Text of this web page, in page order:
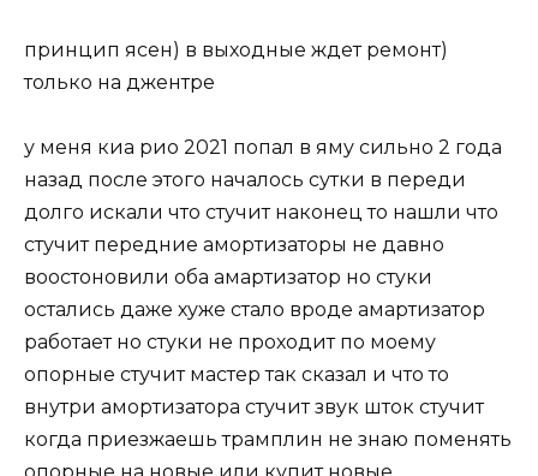
принцип ясен) в выходные ждет ремонт)
только на джентре
у меня киа рио 2021 попал в яму сильно 2 года
назад после этого началось сутки в переди
долго искали что стучит наконец то нашли что
стучит передние амортизаторы не давно
воостоновили оба амартизатор но стуки
остались даже хуже стало вроде амартизатор
работает но стуки не проходит по моему
опорные стучит мастер так сказал и что то
внутри амортизатора стучит звук шток стучит
когда приезжаешь трамплин не знаю поменять